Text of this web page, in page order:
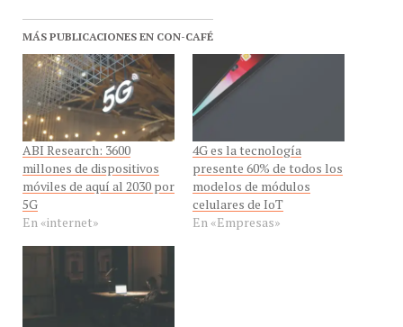
MÁS PUBLICACIONES EN CON-CAFÉ
ABI Research: 3600
millones de dispositivos
móviles de aquí al 2030 por
5G
En «internet»
presente 60% de todos los
modelos de módulos
celulares de IoT
En «Empresas»
El 2022 puede ser un año